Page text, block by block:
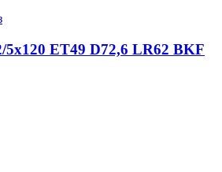
5x120 ET49 D72,6 LR62 BKF